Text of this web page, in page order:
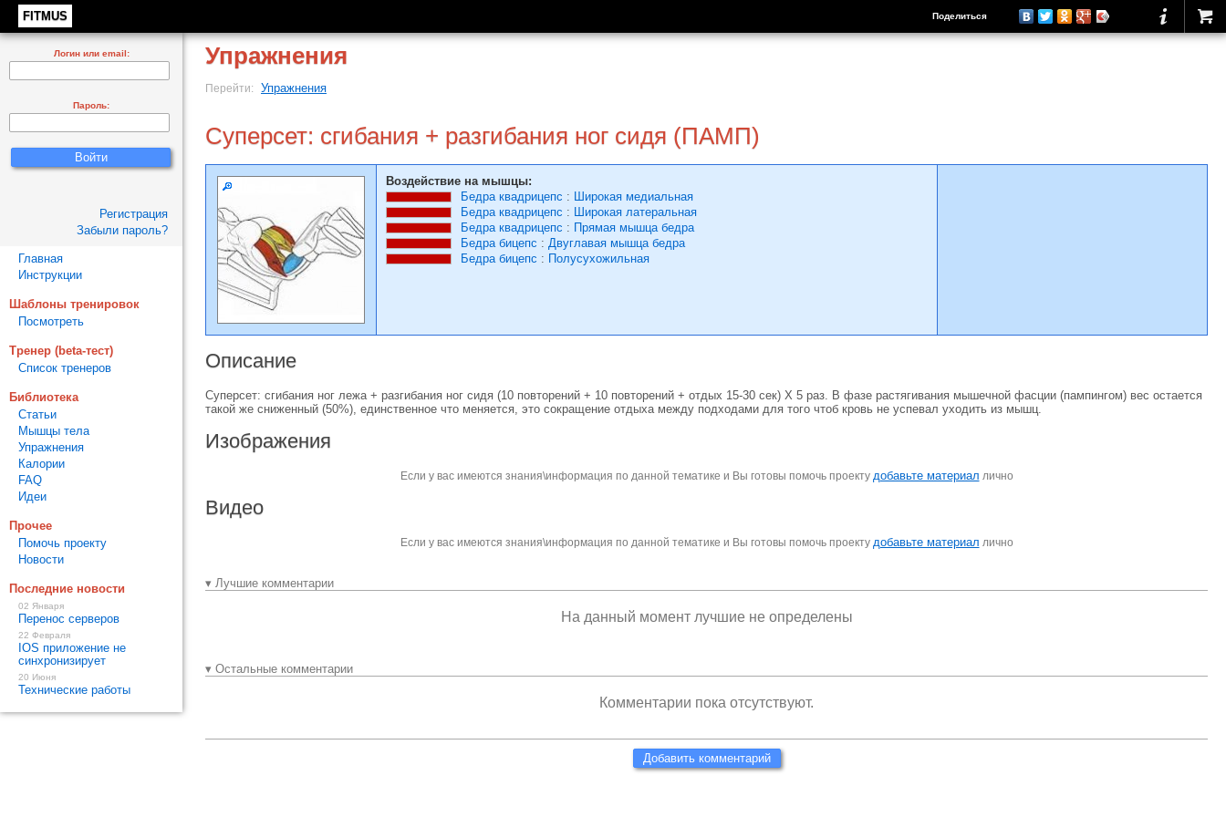
FITMUS Поделиться
Упражнения
Перейти: Упражнения
Суперсет: сгибания + разгибания ног сидя (ПАМП)
Воздействие на мышцы:
Бедра квадрицепс : Широкая медиальная
Бедра квадрицепс : Широкая латеральная
Бедра квадрицепс : Прямая мышца бедра
Бедра бицепс : Двуглавая мышца бедра
Бедра бицепс : Полусухожильная
Описание
Суперсет: сгибания ног лежа + разгибания ног сидя (10 повторений + 10 повторений + отдых 15-30 сек) Х 5 раз. В фазе растягивания мышечной фасции (пампингом) вес остается
такой же сниженный (50%), единственное что меняется, это сокращение отдыха между подходами для того чтоб кровь не успевал уходить из мышц.
Изображения
Если у вас имеются знания\информация по данной тематике и Вы готовы помочь проекту добавьте материал лично
Видео
Если у вас имеются знания\информация по данной тематике и Вы готовы помочь проекту добавьте материал лично
▾ Лучшие комментарии
На данный момент лучшие не определены
▾ Остальные комментарии
Комментарии пока отсутствуют.
Добавить комментарий
Логин или email:
Пароль:
Регистрация
Забыли пароль?
Главная
Инструкции
Шаблоны тренировок
Посмотреть
Тренер (beta-тест)
Список тренеров
Библиотека
Статьи
Мышцы тела
Упражнения
Калории
FAQ
Идеи
Прочее
Помочь проекту
Новости
Последние новости
02 Января
Перенос серверов
22 Февраля
IOS приложение не
синхронизирует
20 Июня
Технические работы